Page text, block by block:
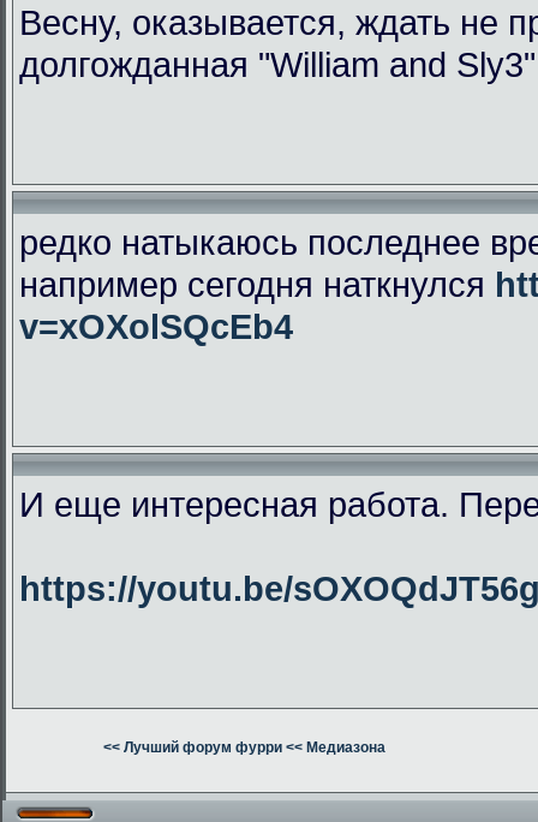
Весну, оказывается, ждать не
долгожданная "William and
редко натыкаюсь последнее
например сегодня наткнулся
v=xOXolSQcEb4
И еще интересная работа.
https://youtu.be/
<< Лучший форум фурри << Медиазона